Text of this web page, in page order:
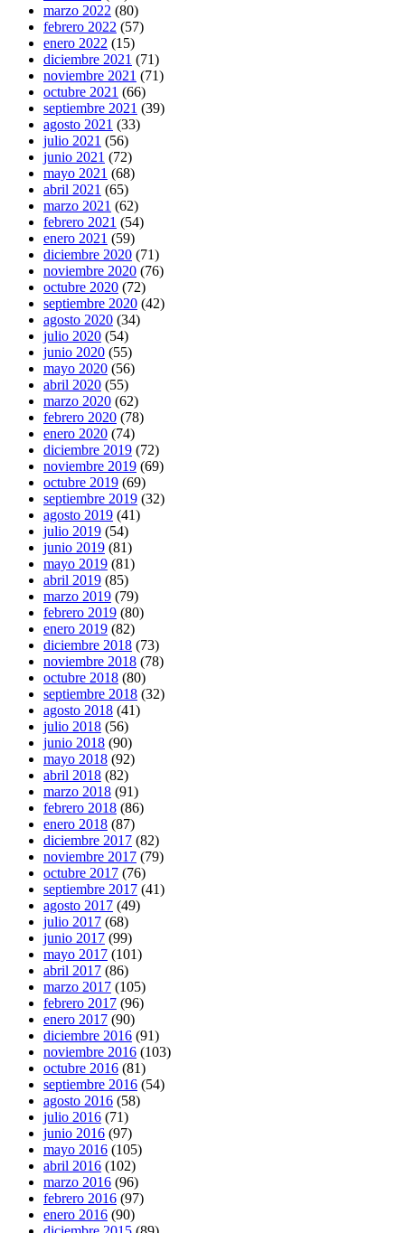
marzo 2022 (80)
febrero 2022 (57)
enero 2022 (15)
diciembre 2021 (71)
noviembre 2021 (71)
octubre 2021 (66)
septiembre 2021 (39)
agosto 2021 (33)
julio 2021 (56)
junio 2021 (72)
mayo 2021 (68)
abril 2021 (65)
marzo 2021 (62)
febrero 2021 (54)
enero 2021 (59)
diciembre 2020 (71)
noviembre 2020 (76)
octubre 2020 (72)
septiembre 2020 (42)
agosto 2020 (34)
julio 2020 (54)
junio 2020 (55)
mayo 2020 (56)
abril 2020 (55)
marzo 2020 (62)
febrero 2020 (78)
enero 2020 (74)
diciembre 2019 (72)
noviembre 2019 (69)
octubre 2019 (69)
septiembre 2019 (32)
agosto 2019 (41)
julio 2019 (54)
junio 2019 (81)
mayo 2019 (81)
abril 2019 (85)
marzo 2019 (79)
febrero 2019 (80)
enero 2019 (82)
diciembre 2018 (73)
noviembre 2018 (78)
octubre 2018 (80)
septiembre 2018 (32)
agosto 2018 (41)
julio 2018 (56)
junio 2018 (90)
mayo 2018 (92)
abril 2018 (82)
marzo 2018 (91)
febrero 2018 (86)
enero 2018 (87)
diciembre 2017 (82)
noviembre 2017 (79)
octubre 2017 (76)
septiembre 2017 (41)
agosto 2017 (49)
julio 2017 (68)
junio 2017 (99)
mayo 2017 (101)
abril 2017 (86)
marzo 2017 (105)
febrero 2017 (96)
enero 2017 (90)
diciembre 2016 (91)
noviembre 2016 (103)
octubre 2016 (81)
septiembre 2016 (54)
agosto 2016 (58)
julio 2016 (71)
junio 2016 (97)
mayo 2016 (105)
abril 2016 (102)
marzo 2016 (96)
febrero 2016 (97)
enero 2016 (90)